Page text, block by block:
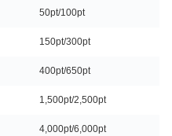
50pt/100pt
150pt/300pt
400pt/650pt
1,500pt/2,500pt
4,000pt/6,000pt